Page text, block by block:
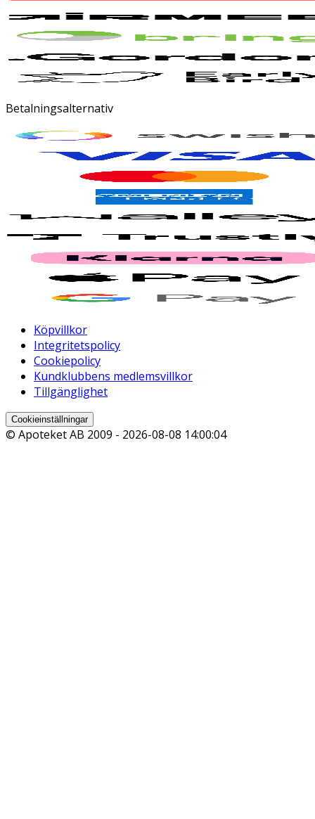
Betalningsalternativ
Köpvillkor
Integritetspolicy
Cookiepolicy
Kundklubbens medlemsvillkor
Tillgänglighet
Cookieinställningar
© Apoteket AB 2009 - 2026-08-08 14:00:04